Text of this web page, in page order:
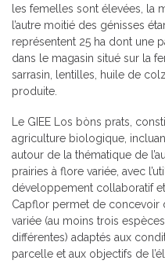
les femelles sont élevées, la
l’autre moitié des génisses
représentent 25 ha dont une
dans le magasin situé sur la
sarrasin, lentilles, huile de
produite.
Le GIEE Los bòns prats,
agriculture biologique,
autour de la thématique de
prairies à flore variée, avec
développement collaboratif et
Capflor permet de concevoir
variée (au moins trois
différentes) adaptés aux
parcelle et aux objectifs de